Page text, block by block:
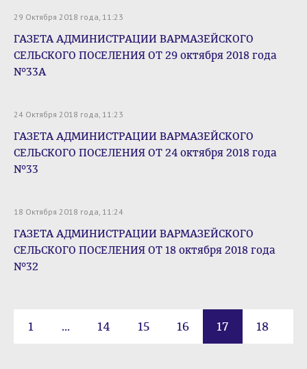
29 Октября 2018 года, 11:23
ГАЗЕТА АДМИНИСТРАЦИИ ВАРМАЗЕЙСКОГО
СЕЛЬСКОГО ПОСЕЛЕНИЯ ОТ 29 октября 2018 года
№33А
24 Октября 2018 года, 11:23
ГАЗЕТА АДМИНИСТРАЦИИ ВАРМАЗЕЙСКОГО
СЕЛЬСКОГО ПОСЕЛЕНИЯ ОТ 24 октября 2018 года
№33
18 Октября 2018 года, 11:24
ГАЗЕТА АДМИНИСТРАЦИИ ВАРМАЗЕЙСКОГО
СЕЛЬСКОГО ПОСЕЛЕНИЯ ОТ 18 октября 2018 года
№32
1 ... 14 15 16 17 18